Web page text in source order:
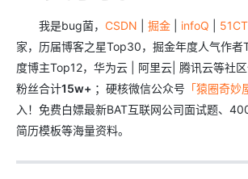
我是bug菌， CSDN 掘金 infoQ
家，历届博客之星Top30，掘金年度人气作
度博主Top12，华为云 | 阿里云| 腾讯云等社
粉丝合计15w+ ；硬核微信公众号 「猿圈奇妙
入！免费白嫖最新BAT互联网公司面试题、
简历模板等海量资料。